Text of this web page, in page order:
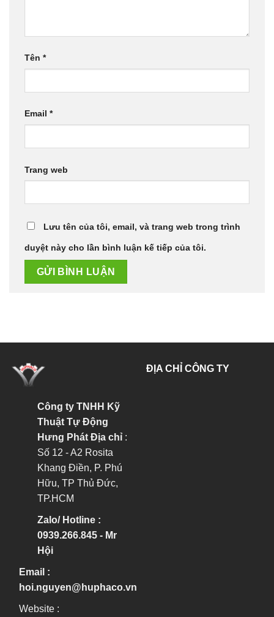
Tên *
Email *
Trang web
Lưu tên của tôi, email, và trang web trong trình
duyệt này cho lần bình luận kế tiếp của tôi.
Công ty TNHH Kỹ
Thuật Tự Động
Hưng Phát Địa chỉ :
Số 12 - A2 Rosita
Khang Điền, P. Phú
Hữu, TP Thủ Đức,
TP.HCM
Zalo/ Hotline :
0939.266.845 - Mr
Hội
Email :
hoi.nguyen@huphaco.vn
Website :
ĐỊA CHỈ CÔNG TY